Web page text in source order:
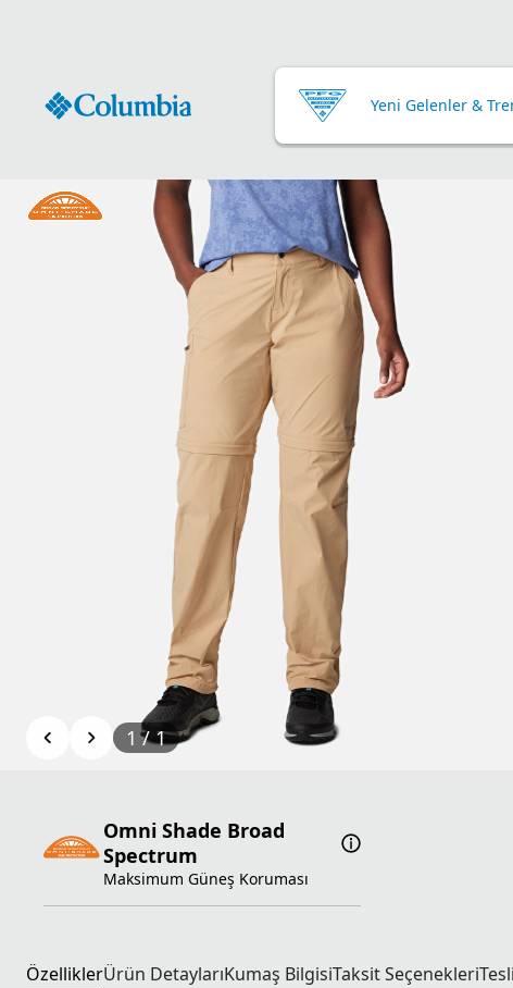
Yeni Gelenler &
1 / 1
Omni Shade Broad
Spectrum
Maksimum Güneş Koruması
ÖzelliklerÜrün DetaylarıKumaş BilgisiTaksit Seçenekleri